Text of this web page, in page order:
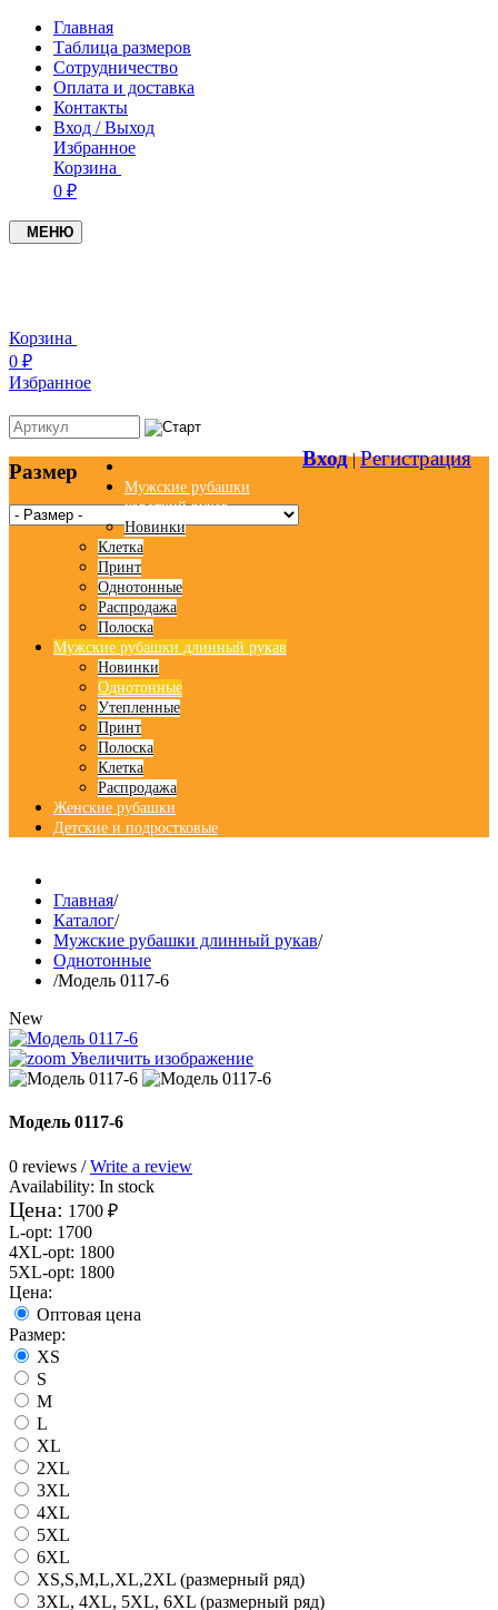
Главная
Таблица размеров
Сотрудничество
Оплата и доставка
Контакты
Вход / Выход
Избранное
Корзина
0 ₽
МЕНЮ
Корзина
0 ₽
Вход|Регистрация
Избранное
Размер
Мужские рубашки
короткий рукав
Новинки
Клетка
Принт
Однотонные
Распродажа
Полоска
Мужские рубашки длинный рукав
Новинки
Однотонные
Утепленные
Принт
Полоска
Клетка
Распродажа
Женские рубашки
Детские и подростковые
Главная/
Каталог/
Мужские рубашки длинный рукав/
Однотонные
/Модель 0117-6
New
Увеличить изображение
Модель 0117-6
0 reviews /Write a review
Availability: In stock
Цена: 1700 ₽
L-opt: 1700
4XL-opt: 1800
5XL-opt: 1800
Цена:
Оптовая цена
Размер:
XS
S
M
L
XL
2XL
3XL
4XL
5XL
6XL
XS,S,M,L,XL,2XL (размерный ряд)
3XL, 4XL, 5XL, 6XL (размерный ряд)